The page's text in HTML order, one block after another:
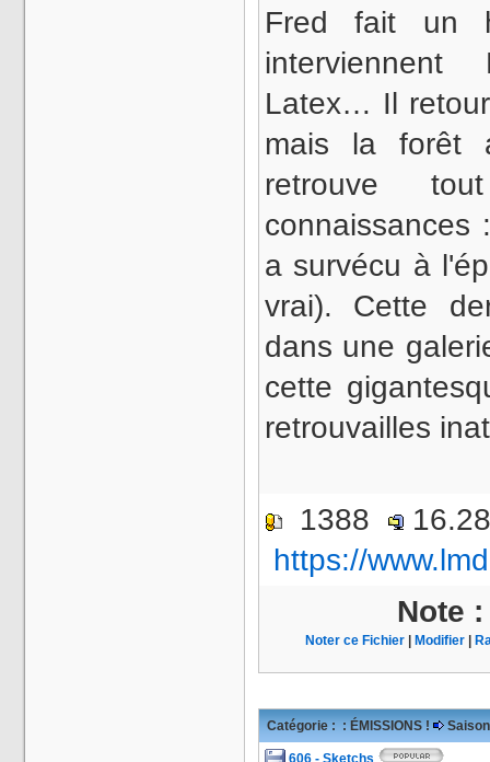
Fred fait un
Latex… Il
mais la forêt
retrouve
a survécu à
vrai). Cette
dans une
cette
retrouvailles
1388
https://
Note
Noter ce Fichier Modifier
Catégorie : : ÉMISSIONS !
606 - Sketchs